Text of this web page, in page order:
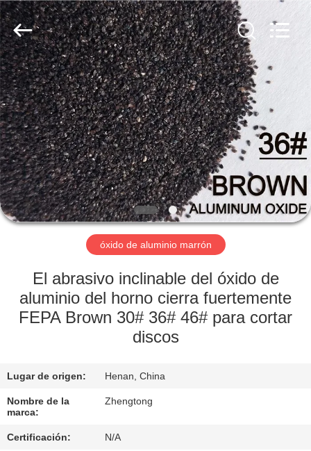
HOGAR
PRODUCTOS
VÍDEOS
SOBRE
NOSOTROS
VIAJE
DE
LA
CONTROL
DE
CALIDAD
2026
Zhengzhou
Zhengtong
Abrasive
Import&Export
Co.,Ltd.
All
Rights
Reserved.
óxido de aluminio marrón
El abrasivo inclinable del óxido de
aluminio del horno cierra fuertemente
FEPA Brown 30# 36# 46# para cortar
discos
Lugar de origen: Henan, China
Nombre de la
marca:
Zhengtong
Certificación: N/A